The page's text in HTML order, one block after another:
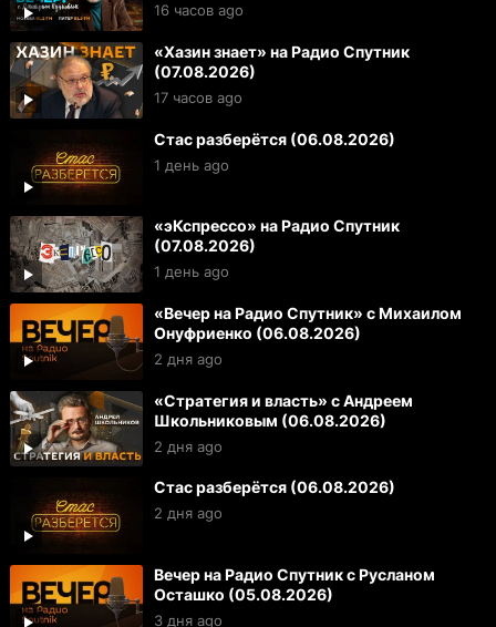
16 часов ago
«Хазин знает» на Радио Спутник
(07.08.2026)
17 часов ago
Стас разберётся (06.08.2026)
1 день ago
«эКспрессо» на Радио Спутник
(07.08.2026)
1 день ago
«Вечер на Радио Спутник» с Михаилом
Онуфриенко (06.08.2026)
2 дня ago
«Стратегия и власть» с Андреем
Школьниковым (06.08.2026)
2 дня ago
Стас разберётся (06.08.2026)
2 дня ago
Вечер на Радио Спутник с Русланом
Осташко (05.08.2026)
3 дня ago